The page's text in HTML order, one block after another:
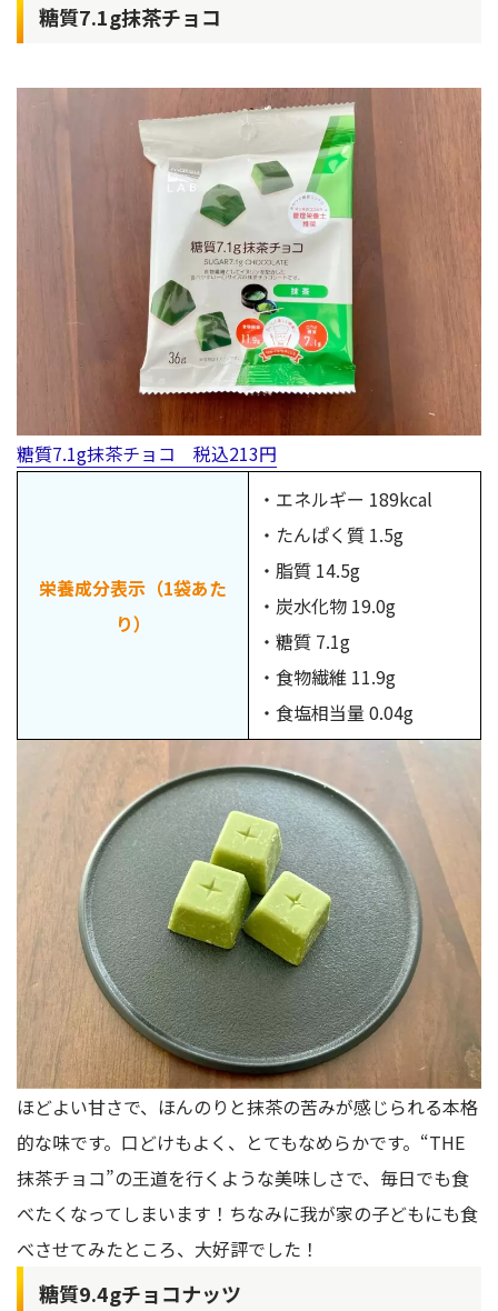
糖質7.1g抹茶チョコ
糖質7.1g抹茶チョコ 税込213円
栄養成分表示（1袋あた
り）
・エネルギー 189kcal
・たんぱく質 1.5g
・脂質 14.5g
・炭水化物 19.0g
・糖質 7.1g
・食物繊維 11.9g
・食塩相当量 0.04g
ほどよい甘さで、ほんのりと抹茶の苦みが感じられる本格
的な味です。口どけもよく、とてもなめらかです。“THE
抹茶チョコ”の王道を行くような美味しさで、毎日でも食
べたくなってしまいます！ちなみに我が家の子どもにも食
べさせてみたところ、大好評でした！
糖質9.4gチョコナッツ